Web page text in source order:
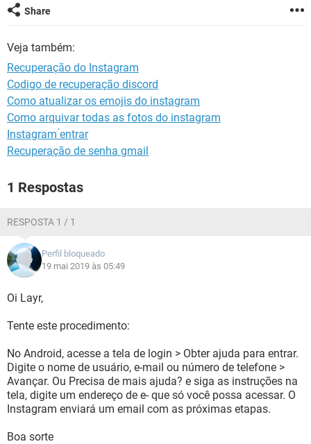
GUIA DE COMPRAS
INSTAGRAM
GUIA DE COMPRAS
Share
Veja também:
Recuperação do Instagram
Codigo de recuperação discord
Como atualizar os emojis do instagram
Como arquivar todas as fotos do instagram
Instagram ́entrar
Recuperação de senha gmail
1 Respostas
RESPOSTA 1 / 1
Perfil bloqueado
19 mai 2019 às 05:49
Oi Layr,
Tente este procedimento:
No Android, acesse a tela de login > Obter ajuda para entrar.
Digite o nome de usuário, e-mail ou número de telefone >
Avançar. Ou Precisa de mais ajuda? e siga as instruções na
tela, digite um endereço de e- que só você possa acessar. O
Instagram enviará um email com as próximas etapas.
Boa sorte